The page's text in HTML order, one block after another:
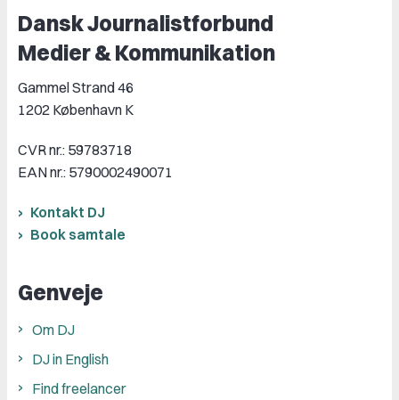
Dansk Journalistforbund
Medier & Kommunikation
Gammel Strand 46
1202 København K
CVR nr.: 59783718
EAN nr.: 5790002490071
Kontakt DJ
Book samtale
Genveje
Om DJ
DJ in English
Find freelancer